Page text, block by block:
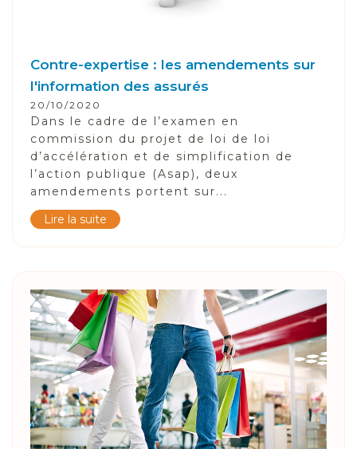
Contre-expertise : les amendements sur
l'information des assurés
20/10/2020
Dans le cadre de l’examen en
commission du projet de loi de loi
d’accélération et de simplification de
l’action publique (Asap), deux
amendements portent sur...
Lire la suite